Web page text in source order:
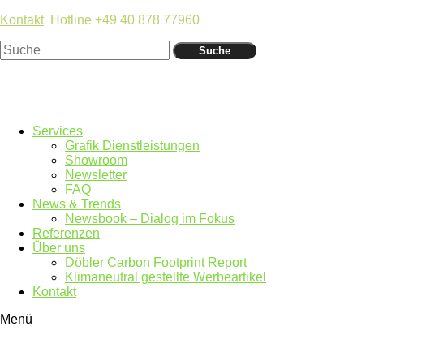
KontaktHotline +49 40 878 77960
Suche
Services
Grafik Dienstleistungen
Showroom
Newsletter
FAQ
News & Trends
Newsbook – Dialog im Fokus
Referenzen
Über uns
Döbler Carbon Footprint Report
Klimaneutral gestellte Werbeartikel
Kontakt
Menü